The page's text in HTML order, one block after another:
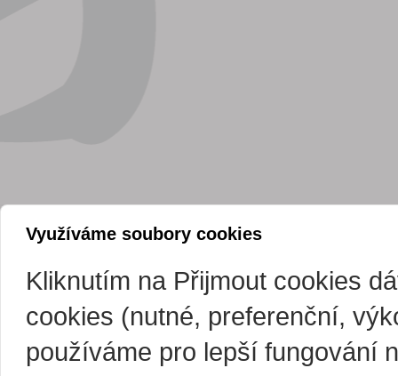
Využíváme soubory cookies
Kliknutím na Přijmout cookies
cookies (nutné, preferenční,
používáme pro lepší fungování